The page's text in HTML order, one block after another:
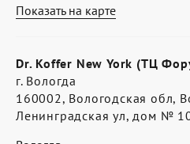
Показать на карте
Dr. Koffer New York (ТЦ
г. Вологда
160002, Вологодская обл,
Ленинградская ул, дом №